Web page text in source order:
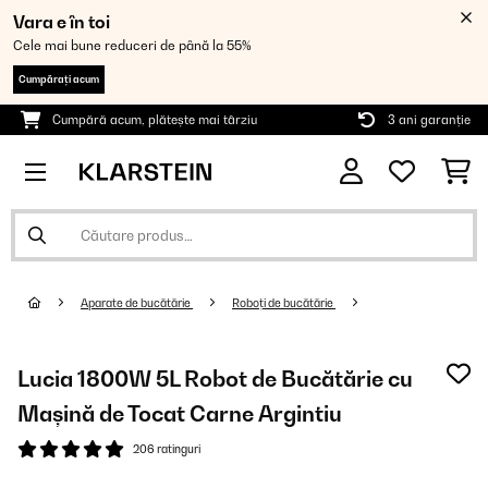
Vara e în toi
Cele mai bune reduceri de până la 55%
Cumpărați acum
Cumpără acum, plătește mai târziu 3 ani garanție
Aparate de bucătărie Roboți de bucătărie
Lucia 1800W 5L Robot de Bucătărie cu
Mașină de Tocat Carne Argintiu
206 ratinguri